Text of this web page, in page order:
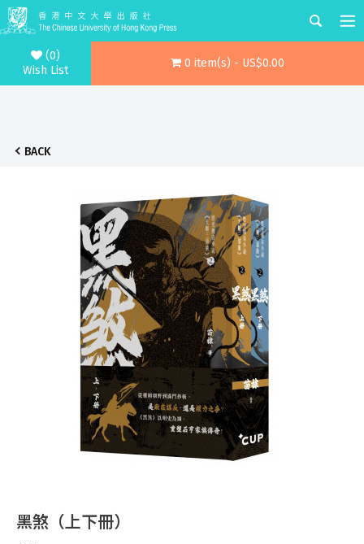
(0)
Wish List
0 item(s) - US$0.00
BACK
黑煞（上下冊）